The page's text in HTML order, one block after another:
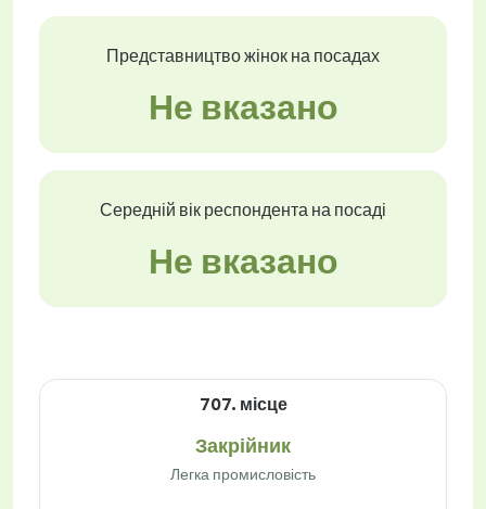
Представництво жінок на посадах
Не вказано
Середній вік респондента на посаді
Не вказано
707. місце
Закрійник
Легка промисловість